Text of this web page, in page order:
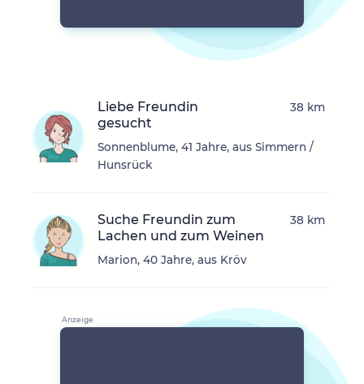
Liebe Freundin
gesucht
Sonnenblume, 41 Jahre, aus Simmern /
Hunsrück
38 km
Suche Freundin zum
Lachen und zum Weinen
Marion, 40 Jahre, aus Kröv
38 km